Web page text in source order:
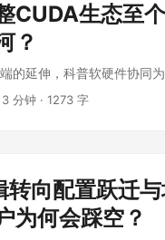
CUDA生态至
？
的延伸，科普软硬件协同
3 分钟 · 1273 字
向配置跃迁
为何会踩空？